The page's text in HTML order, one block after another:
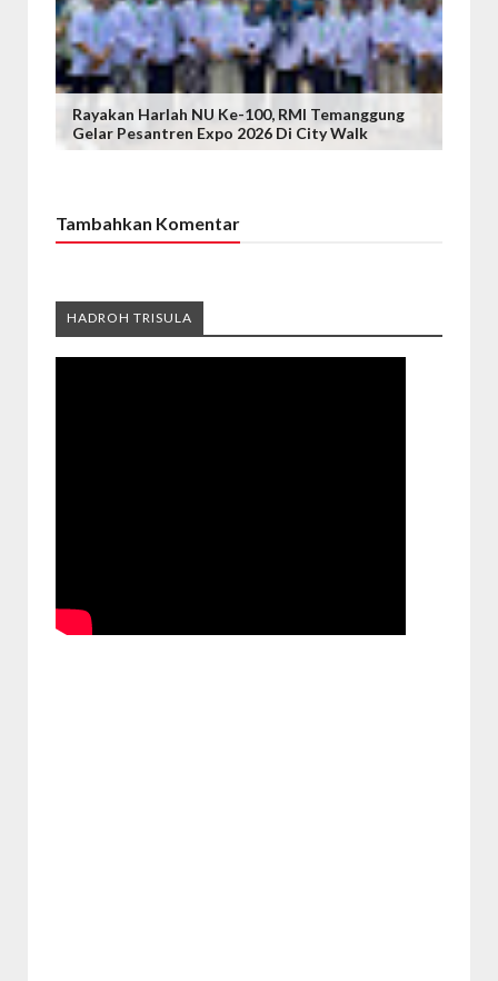
Rayakan Harlah NU Ke-100, RMI Temanggung
Gelar Pesantren Expo 2026 Di City Walk
Tambahkan Komentar
HADROH TRISULA